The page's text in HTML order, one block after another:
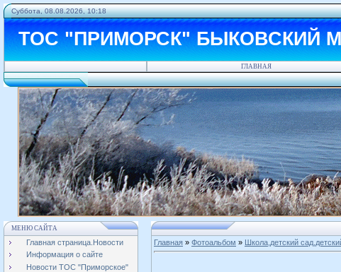
Суббота, 08.08.2026, 10:18
ТОС "ПРИМОРСК" БЫКОВСКИЙ
ГЛАВНАЯ
МЕНЮ САЙТА
Главная страница.Новости
Информация о сайте
Новости ТОС "Приморское"
Главная » Фотоальбом » Школа,детский